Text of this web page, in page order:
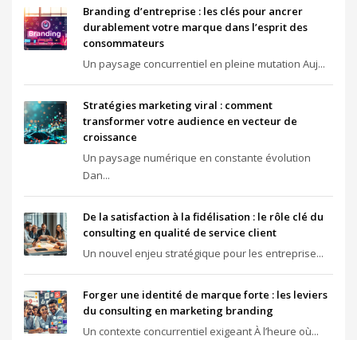
Branding d’entreprise : les clés pour ancrer
durablement votre marque dans l’esprit des
consommateurs
Un paysage concurrentiel en pleine mutation Auj...
Stratégies marketing viral : comment
transformer votre audience en vecteur de
croissance
Un paysage numérique en constante évolution
Dan...
De la satisfaction à la fidélisation : le rôle clé du
consulting en qualité de service client
Un nouvel enjeu stratégique pour les entreprise...
Forger une identité de marque forte : les leviers
du consulting en marketing branding
Un contexte concurrentiel exigeant À l’heure où...